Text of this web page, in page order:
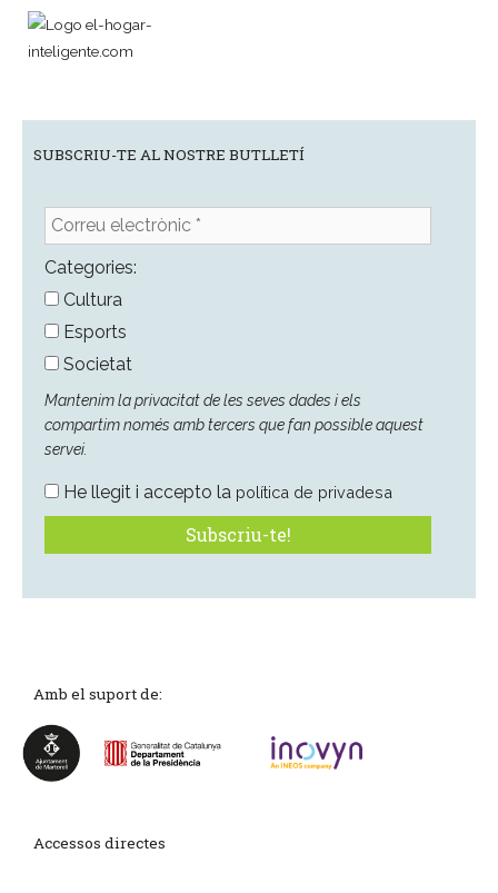
SUBSCRIU-TE AL NOSTRE BUTLLETÍ
Correu
electrònic
*Categories:
Cultura
Esports
Societat
Mantenim la privacitat de les seves dades i els
compartim només amb tercers que fan possible aquest
servei.
He llegit i accepto la política de privadesa
Amb el suport de:
Accessos directes